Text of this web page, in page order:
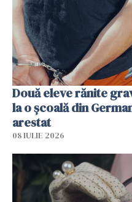
Două eleve rănite
la o școală din
arestat
08 IULIE 2026